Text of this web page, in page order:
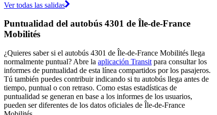
Ver todas las salidas
Puntualidad del autobús 4301 de Île-de-France
Mobilités
¿Quieres saber si el autobús 4301 de Île-de-France Mobilités llega
normalmente puntual? Abre la aplicación Transit para consultar los
informes de puntualidad de esta línea compartidos por los pasajeros.
Tú también puedes contribuir indicando si tu autobús llega antes de
tiempo, puntual o con retraso. Como estas estadísticas de
puntualidad se generan en base a los informes de los usuarios,
pueden ser diferentes de los datos oficiales de Île-de-France